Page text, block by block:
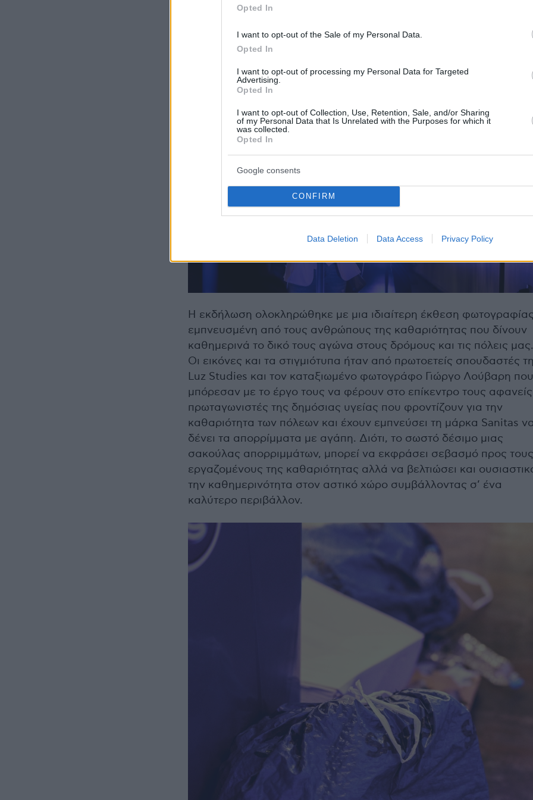
Opted In
I want to opt-out of the Sale of my Personal Data.
Opted In
I want to opt-out of processing my Personal Data for Targeted
Advertising.
Opted In
I want to opt-out of Collection, Use, Retention, Sale, and/or Sharing
of my Personal Data that Is Unrelated with the Purposes for which it
was collected.
Opted In
Google consents
CONFIRM
Data Deletion Data Access Privacy Policy
παραλίες και δημόσιους χώρους με στόχο την προστασία και τη
βιωσιμότητά τους.
Η εκδήλωση ολοκληρώθηκε με μια ιδιαίτερη έκθεση
εμπνευσμένη από τους ανθρώπους της καθαριότητας που δίνουν
καθημερινά το δικό τους αγώνα στους δρόμους και τις πόλεις μας.
Οι εικόνες και τα στιγμιότυπα ήταν από πρωτοετείς σπουδαστές
Luz Studies και τον καταξιωμένο φωτογράφο Γιώργο Λούβαρη που
μπόρεσαν με το έργο τους να φέρουν στο επίκεντρο τους αφανείς
πρωταγωνιστές της δημόσιας υγείας που φροντίζουν για την
καθαριότητα των πόλεων και έχουν εμπνεύσει τη μάρκα Sanitas
δένει τα απορρίμματα με αγάπη. Διότι, το σωστό δέσιμο μιας
σακούλας απορριμμάτων, μπορεί να εκφράσει σεβασμό προς τους
εργαζομένους της καθαριότητας αλλά να βελτιώσει και
την καθημερινότητα στον αστικό χώρο συμβάλλοντας σ’ ένα
καλύτερο περιβάλλον.